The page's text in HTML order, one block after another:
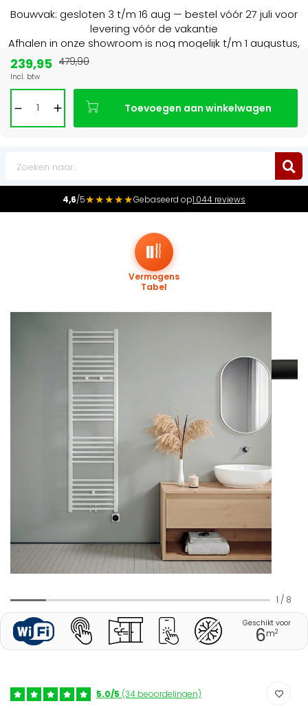
Bouwvak: gesloten 3 t/m 16 aug — bestel vóór 27 juli voor
levering vóór de vakantie
Afhalen in onze showroom is nog mogelijk t/m 1 augustus,
4,6/5★★★★★Gebaseerd op1.044 reviews
Vermogens
Tabel
1 / 8
Geschikt voor
6m2
5.0/5 (34 beoordelingen)
239,95
Incl. btw
479,90
Toevoegen aan winkelwagen